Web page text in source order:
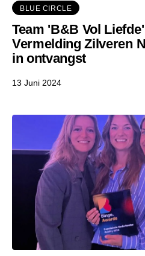
BLUE CIRCLE
Team 'B&B Vol
Vermelding Zilveren
in ontvangst
13 Juni 2024